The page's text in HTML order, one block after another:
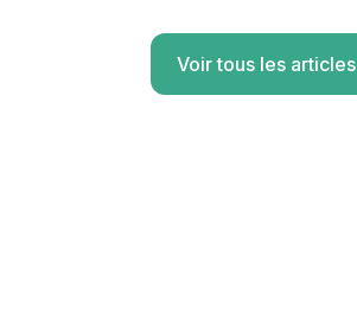
Voir tous les articles